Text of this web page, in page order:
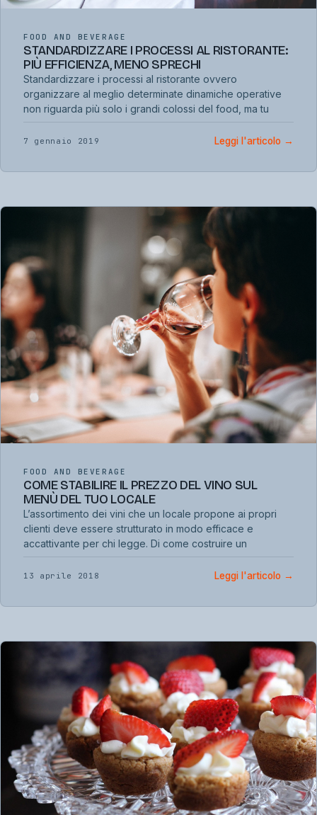
FOOD AND BEVERAGE
STANDARDIZZARE I PROCESSI AL RISTORANTE:
PIÙ EFFICIENZA, MENO SPRECHI
Standardizzare i processi al ristorante ovvero
organizzare al meglio determinate dinamiche operative
non riguarda più solo i grandi colossi del food, ma tu
7 gennaio 2019 Leggi l'articolo →
FOOD AND BEVERAGE
COME STABILIRE IL PREZZO DEL VINO SUL
MENÙ DEL TUO LOCALE
L’assortimento dei vini che un locale propone ai propri
clienti deve essere strutturato in modo efficace e
accattivante per chi legge. Di come costruire un
13 aprile 2018 Leggi l'articolo →